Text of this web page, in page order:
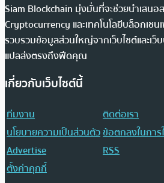
Siam Blockchain มุ่งมั่นที่จะช่วยนำเสนอ
Cryptocurrency และเทคโนโลยีบล็อกเชน
รวบรวมข้อมูลส่วนใหญ่จากเว็บไซต์และเว็
แปลส่งตรงถึงฟีดคุณ
เกี่ยวกับเว็บไซต์นี้
ทีมงาน
ติดต่อเรา
นโยบายความเป็นส่วนตัวข้อตกลงในการ
Advertise
RSS
ตั้งค่าคุกกี้